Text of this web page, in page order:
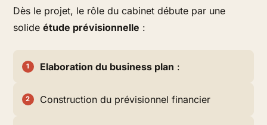
Dès le projet, le rôle du cabinet débute par une
solideétude prévisionnelle :
Elaboration du business plan :
Construction du prévisionnel financier